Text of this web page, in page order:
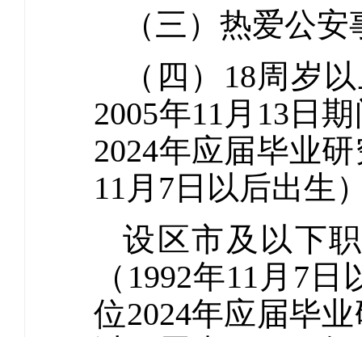
（三）热爱公
（四）18周岁
2005年11月13日
2024年应届毕业
11月7日以后出生
设区市及以下
（1992年11月7
位2024年应届毕